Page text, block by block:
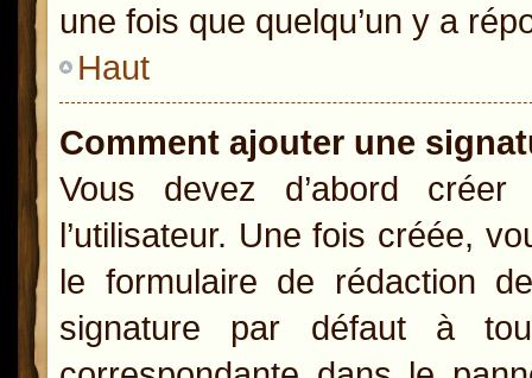
une fois que quelqu’un y a
Haut
Comment ajouter une
Vous devez d’abord
l’utilisateur. Une fois créée,
le formulaire de rédaction
signature par défaut à